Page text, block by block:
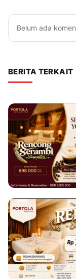
Belum ada
BERITA TERKAIT